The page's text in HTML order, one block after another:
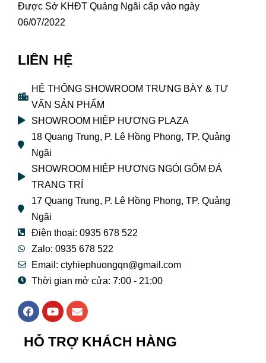
Được Sở KHĐT Quảng Ngãi cấp vào ngày
06/07/2022
LIÊN HỆ
HỆ THỐNG SHOWROOM TRƯNG BÀY & TƯ
VẤN SẢN PHẨM
SHOWROOM HIỆP HƯƠNG PLAZA
18 Quang Trung, P. Lê Hồng Phong, TP. Quảng
Ngãi
SHOWROOM HIỆP HƯƠNG NGÓI GỐM ĐÁ
TRANG TRÍ
17 Quang Trung, P. Lê Hồng Phong, TP. Quảng
Ngãi
Điện thoại: 0935 678 522
Zalo: 0935 678 522
Email: ctyhiephuongqn@gmail.com
Thời gian mở cửa: 7:00 - 21:00
F
a
e
b
Y
o
t
u
E
n
e
l
HỖ TRỢ KHÁCH HÀNG